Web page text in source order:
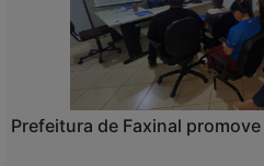
Prefeitura de Faxinal